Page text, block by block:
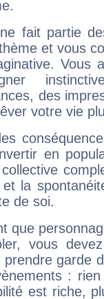
fait partie
et vous
Vous
des
votre vie
en
et la
de soi.
que
vous
prendre garde
:
est riche,